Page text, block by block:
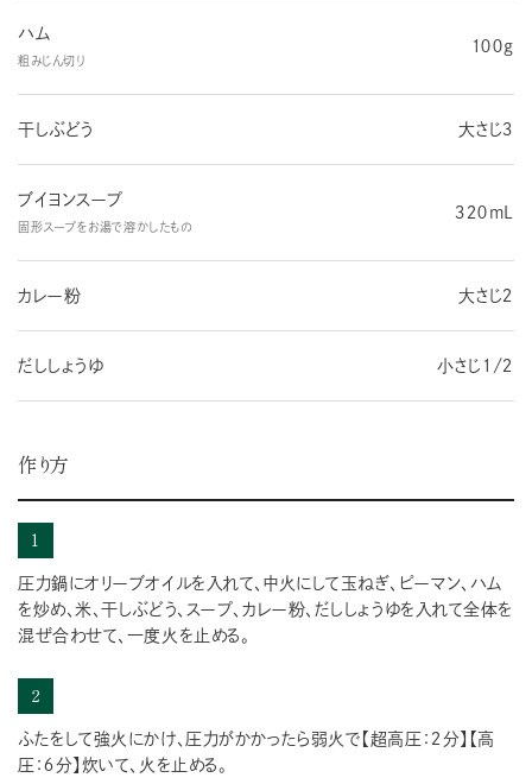
ハム
粗みじん切り
１００g
干しぶどう 大さじ３
ブイヨンスープ
固形スープをお湯で溶かしたもの
３２０mL
カレー粉 大さじ２
だししょうゆ 小さじ１/２
作り方
1
圧力鍋にオリーブオイルを入れて、中火にして玉ねぎ、ピーマン、ハム
を炒め、米、干しぶどう、スープ、カレー粉、だししょうゆを入れて全体を
混ぜ合わせて、一度火を止める。
2
ふたをして強火にかけ、圧力がかかったら弱火で【超高圧：２分】【高
圧：６分】炊いて、火を止める。